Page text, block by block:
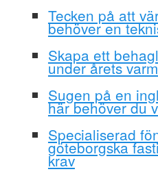
Tecken på att
behöver en
Skapa ett
under årets
Sugen på en
här behöver du
Specialiserad
göteborgska
krav